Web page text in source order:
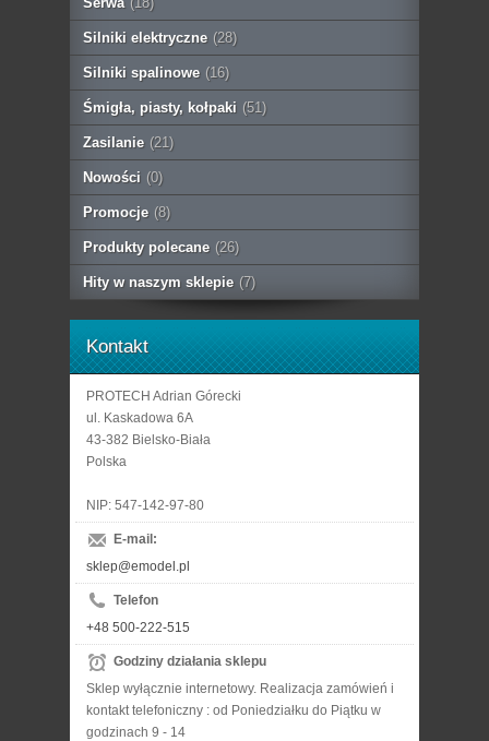
Silniki elektryczne (28)
Silniki spalinowe (16)
Śmigła, piasty, kołpaki (51)
Zasilanie (21)
Nowości (0)
Promocje (8)
Produkty polecane (26)
Hity w naszym sklepie (7)
Kontakt
PROTECH Adrian Górecki
ul. Kaskadowa 6A
43-382 Bielsko-Biała
Polska
NIP: 547-142-97-80
E-mail:
sklep@emodel.pl
Telefon
+48 500-222-515
Godziny działania sklepu
Sklep wyłącznie internetowy. Realizacja zamówień i
kontakt telefoniczny : od Poniedziałku do Piątku w
godzinach 9 - 14